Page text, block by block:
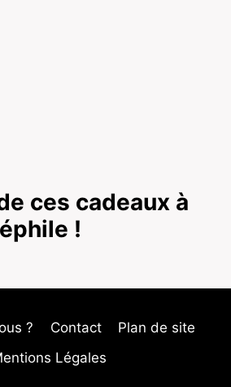
ces cadeaux à
!
? Contact
Plan de site
Légales